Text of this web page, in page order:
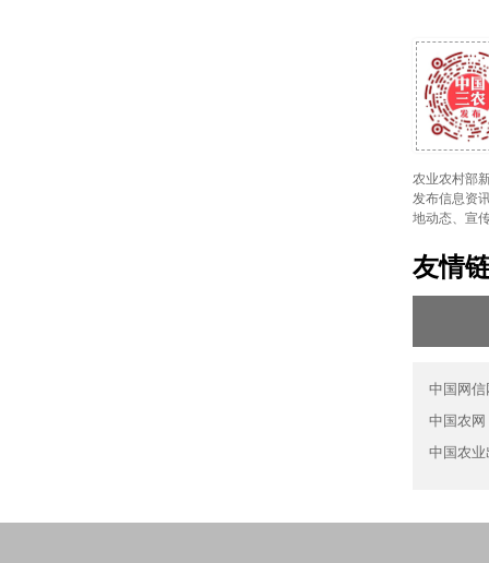
农业农村部
发布信息资
地动态、宣
友情
中国网信
中国农网
中国农业